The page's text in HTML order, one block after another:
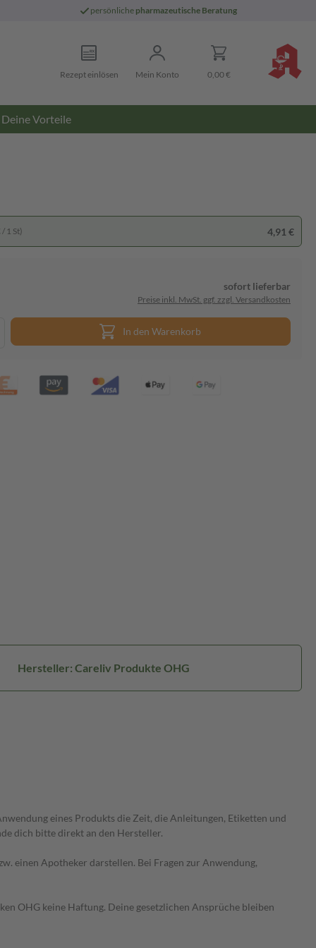
persönliche pharmazeutische Beratung
Rezept einlösen Mein Konto 0,00 €
Deine Vorteile
1 St) 4,91 €
sofort lieferbar
Preise inkl. MwSt. ggf. zzgl. Versandkosten
In den Warenkorb
Hersteller: Careliv Produkte OHG
eines Produkts die Zeit, die Anleitungen, Etiketten und
dich bitte direkt an den Hersteller.
einen Apotheker darstellen. Bei Fragen zur Anwendung,
OHG keine Haftung. Deine gesetzlichen Ansprüche bleiben